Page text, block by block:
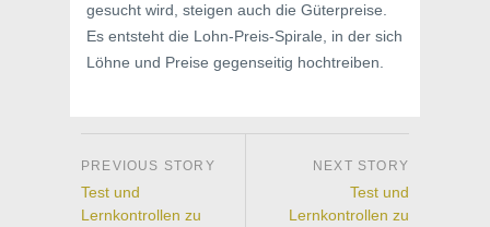
gesucht wird, steigen auch die Güterpreise.
Es entsteht die Lohn-Preis-Spirale, in der sich
Löhne und Preise gegenseitig hochtreiben.
Test und
Lernkontrollen zu
Test und
Lernkontrollen zu